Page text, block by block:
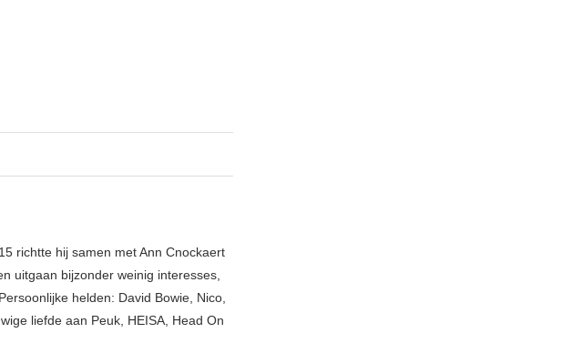
richtte hij samen met Ann Cnockaert
uitgaan bijzonder weinig interesses,
helden: David Bowie, Nico,
liefde aan Peuk, HEISA, Head On